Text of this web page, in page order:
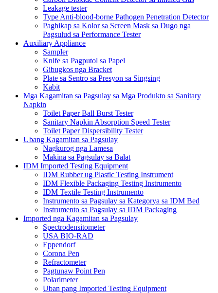
Leakage tester
Type Anti-blood-borne Pathogen Penetration Detector
Paghikap sa Kolor sa Screen Mask sa Dugo nga
Pagsulud sa Performance Tester
Auxiliary Appliance
Sampler
Knife sa Pagputol sa Papel
Gibugkos nga Bracket
Plate sa Sentro sa Presyon sa Singsing
Kabit
Mga Kagamitan sa Pagsulay sa Mga Produkto sa Sanitary
Napkin
Toilet Paper Ball Burst Tester
Sanitary Napkin Absorption Speed ​​Tester
Toilet Paper Dispersibility Tester
Ubang Kagamitan sa Pagsulay
Nagkurog nga Lamesa
Makina sa Pagsulay sa Balat
IDM Imported Testing Equipment
IDM Rubber ug Plastic Testing Instrument
IDM Flexible Packaging Testing Instrumento
IDM Textile Testing Instrumento
Instrumento sa Pagsulay sa Kategorya sa IDM Bed
Instrumento sa Pagsulay sa IDM Packaging
Imported nga Kagamitan sa Pagsulay
Spectrodensitometer
USA BIO-RAD
Eppendorf
Corona Pen
Refractometer
Pagtunaw Point Pen
Polarimeter
Uban pang Imported Testing Equipment